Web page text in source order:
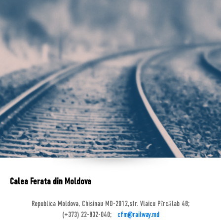
Calea Ferata din Moldova
Republica Moldova, Chisinau MD-2012,str. Vlaicu Pîrcălab 48;
(+373) 22-832-040;
cfm@railway.md